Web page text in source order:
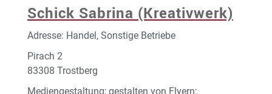
Schick Sabrina (Kreativwerk)
Adresse: Handel, Sonstige Betriebe
Pirach 2
83308 Trostberg
Mediengestaltung; gestalten von Flyern;